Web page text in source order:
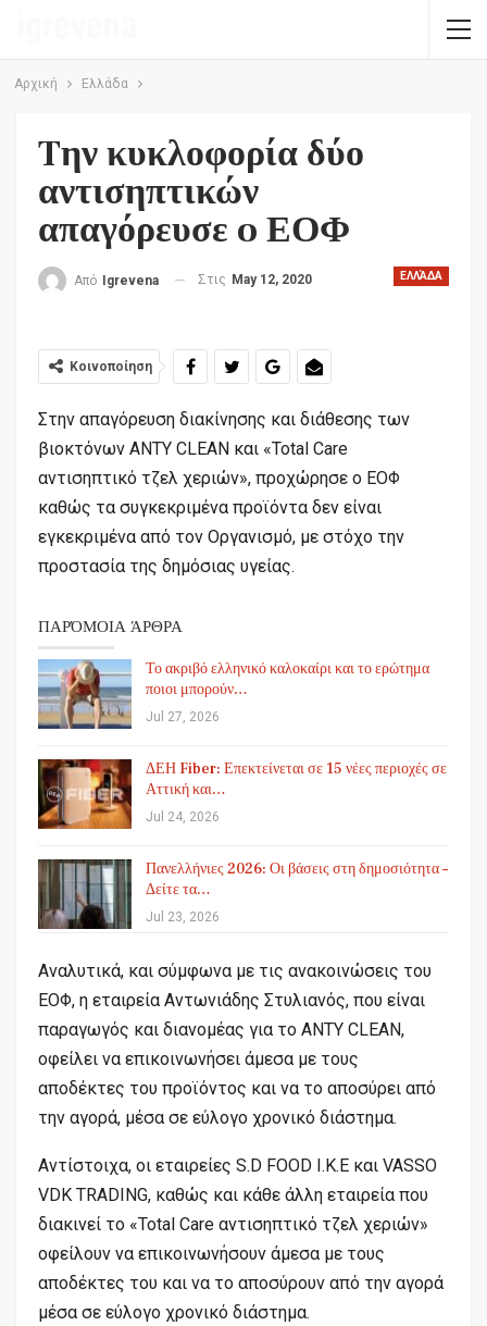
Αρχική Ελλάδα
Tην κυκλοφορία δύο
αντισηπτικών
απαγόρευσε o ΕΟΦ
ΕΛΛΆΔΑ
Από Igrevena Στις May 12, 2020
Κοινοποίηση
Στην απαγόρευση διακίνησης και διάθεσης των
βιοκτόνων ANTY CLEAN και «Total Care
αντισηπτικό τζελ χεριών», προχώρησε ο ΕΟΦ
καθώς τα συγκεκριμένα προϊόντα δεν είναι
εγκεκριμένα από τον Οργανισμό, με στόχο την
προστασία της δημόσιας υγείας.
ΠΑΡΌΜΟΙΑ ΆΡΘΡΑ
Το ακριβό ελληνικό καλοκαίρι και το ερώτημα
ποιοι μπορούν…
Jul 27, 2026
ΔΕΗ Fiber: Επεκτείνεται σε 15 νέες περιοχές σε
Αττική και…
Jul 24, 2026
Πανελλήνιες 2026: Οι βάσεις στη δημοσιότητα –
Δείτε τα…
Jul 23, 2026
Αναλυτικά, και σύμφωνα με τις ανακοινώσεις του
ΕΟΦ, η εταιρεία Αντωνιάδης Στυλιανός, που είναι
παραγωγός και διανομέας για το ANTY CLEAN,
οφείλει να επικοινωνήσει άμεσα με τους
αποδέκτες του προϊόντος και να το αποσύρει από
την αγορά, μέσα σε εύλογο χρονικό διάστημα.
Αντίστοιχα, οι εταιρείες S.D FOOD I.K.E και VASSO
VDK TRADING, καθώς και κάθε άλλη εταιρεία που
διακινεί το «Total Care αντισηπτικό τζελ χεριών»
οφείλουν να επικοινωνήσουν άμεσα με τους
αποδέκτες του και να το αποσύρουν από την αγορά
μέσα σε εύλογο χρονικό διάστημα.